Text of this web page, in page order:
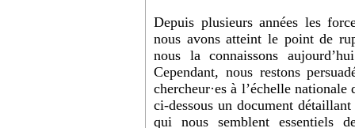
Depuis plusieurs années les
nous avons atteint le point de
nous la connaissons
Cependant, nous restons
chercheur·es à l’échelle
ci-dessous un document
qui nous semblent essentiels